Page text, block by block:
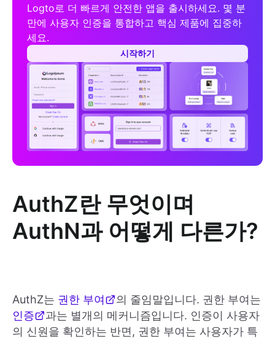
Logto로 더 빠르게 안전한 앱을 출시하세요. 몇 분
만에 사용자 인증을 통합하고 핵심 제품에 집중하
세요.
시작하기
AuthZ란 무엇이며
AuthN과 어떻게 다른가?
AuthZ는 권한 부여
의 줄임말입니다. 권한 부여는
인증
과는 별개의 메커니즘입니다. 인증이 사용자
의 신원을 확인하는 반면, 권한 부여는 사용자가 특